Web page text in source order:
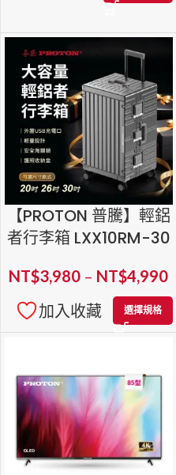
【PROTON 普騰】輕鋁
者行李箱 LXX10RM-30
NT$3,980 – NT$4,990
加入收藏
選擇規格